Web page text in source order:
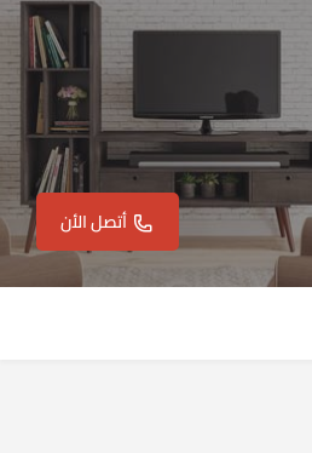
أتصل الأن